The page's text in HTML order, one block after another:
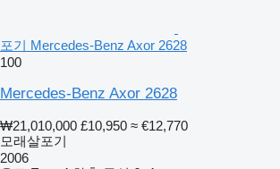
포기 Mercedes-Benz Axor 2628
100
Mercedes-Benz Axor 2628
₩21,010,000 £10,950 ≈ €12,770
모래살포기
2006